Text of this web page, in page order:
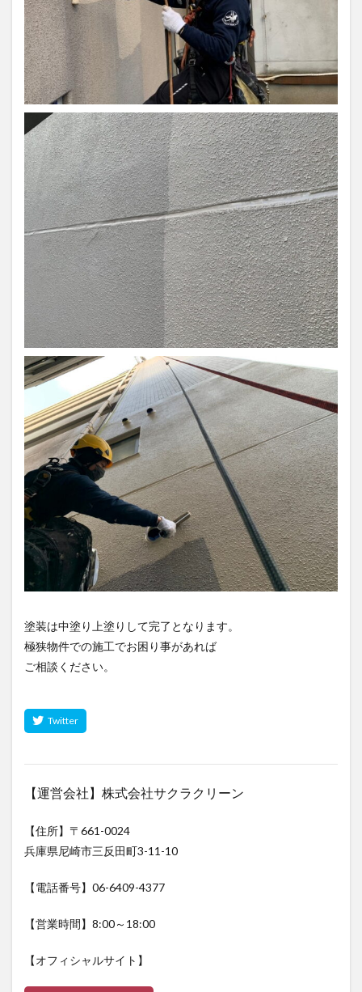
塗装は中塗り上塗りして完了となります。
極狭物件での施工でお困り事があれば
ご相談ください。
【運営会社】株式会社サクラクリーン
【住所】〒661-0024
兵庫県尼崎市三反田町3-11-10
【電話番号】06-6409-4377
【営業時間】8:00～18:00
【オフィシャルサイト】